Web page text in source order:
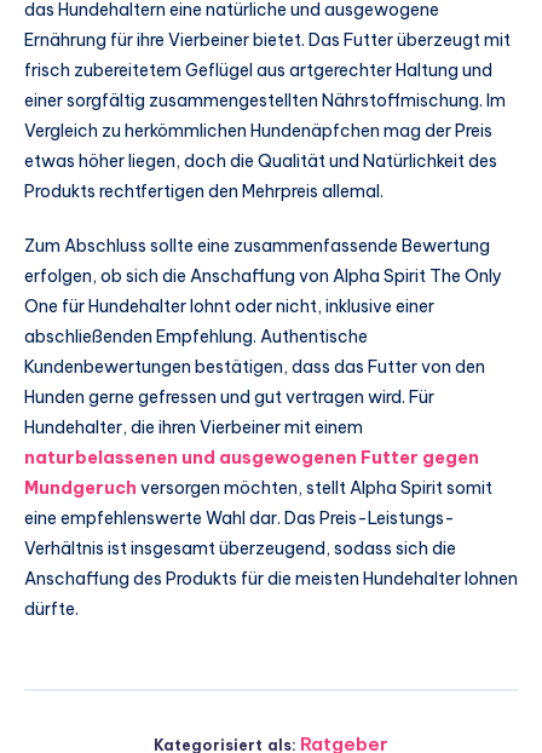
das Hundehaltern eine natürliche und ausgewogene
Ernährung für ihre Vierbeiner bietet. Das Futter überzeugt mit
frisch zubereitetem Geflügel aus artgerechter Haltung und
einer sorgfältig zusammengestellten Nährstoffmischung. Im
Vergleich zu herkömmlichen Hundenäpfchen mag der Preis
etwas höher liegen, doch die Qualität und Natürlichkeit des
Produkts rechtfertigen den Mehrpreis allemal.
Zum Abschluss sollte eine zusammenfassende Bewertung
erfolgen, ob sich die Anschaffung von Alpha Spirit The Only
One für Hundehalter lohnt oder nicht, inklusive einer
abschließenden Empfehlung. Authentische
Kundenbewertungen bestätigen, dass das Futter von den
Hunden gerne gefressen und gut vertragen wird. Für
Hundehalter, die ihren Vierbeiner mit einem
naturbelassenen und ausgewogenen Futter gegen
Mundgeruch versorgen möchten, stellt Alpha Spirit somit
eine empfehlenswerte Wahl dar. Das Preis-Leistungs-
Verhältnis ist insgesamt überzeugend, sodass sich die
Anschaffung des Produkts für die meisten Hundehalter lohnen
dürfte.
Kategorisiert als: Ratgeber